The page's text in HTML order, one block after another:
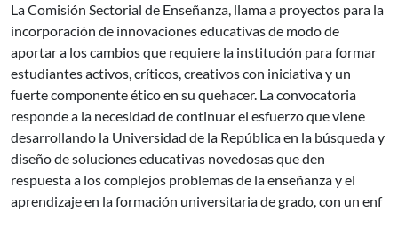
La Comisión Sectorial de Enseñanza, llama a proyectos para la
incorporación de innovaciones educativas de modo de
aportar a los cambios que requiere la institución para formar
estudiantes activos, críticos, creativos con iniciativa y un
fuerte componente ético en su quehacer. La convocatoria
responde a la necesidad de continuar el esfuerzo que viene
desarrollando la Universidad de la República en la búsqueda y
diseño de soluciones educativas novedosas que den
respuesta a los complejos problemas de la enseñanza y el
aprendizaje en la formación universitaria de grado, con un enf